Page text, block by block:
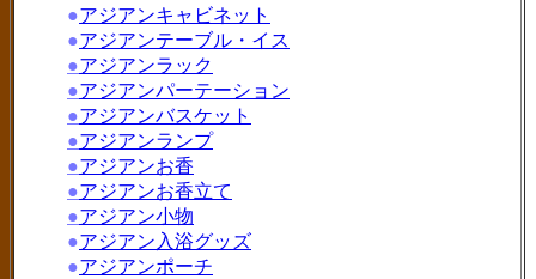
●アジアンキャビネット
●アジアンテーブル・イス
●アジアンラック
●アジアンパーテーション
●アジアンバスケット
●アジアンランプ
●アジアンお香
●アジアンお香立て
●アジアン小物
●アジアン入浴グッズ
●アジアンポーチ